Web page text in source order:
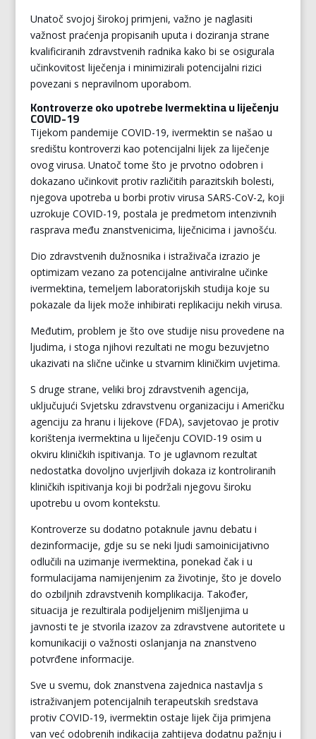
Unatoč svojoj širokoj primjeni, važno je naglasiti
važnost praćenja propisanih uputa i doziranja strane
kvalificiranih zdravstvenih radnika kako bi se osigurala
učinkovitost liječenja i minimizirali potencijalni rizici
povezani s nepravilnom uporabom.
Kontroverze oko upotrebe Ivermektina u liječenju
COVID-19
Tijekom pandemije COVID-19, ivermektin se našao u
središtu kontroverzi kao potencijalni lijek za liječenje
ovog virusa. Unatoč tome što je prvotno odobren i
dokazano učinkovit protiv različitih parazitskih bolesti,
njegova upotreba u borbi protiv virusa SARS-CoV-2, koji
uzrokuje COVID-19, postala je predmetom intenzivnih
rasprava među znanstvenicima, liječnicima i javnošću.
Dio zdravstvenih dužnosnika i istraživača izrazio je
optimizam vezano za potencijalne antiviralne učinke
ivermektina, temeljem laboratorijskih studija koje su
pokazale da lijek može inhibirati replikaciju nekih virusa.
Međutim, problem je što ove studije nisu provedene na
ljudima, i stoga njihovi rezultati ne mogu bezuvjetno
ukazivati na slične učinke u stvarnim kliničkim uvjetima.
S druge strane, veliki broj zdravstvenih agencija,
uključujući Svjetsku zdravstvenu organizaciju i Američku
agenciju za hranu i lijekove (FDA), savjetovao je protiv
korištenja ivermektina u liječenju COVID-19 osim u
okviru kliničkih ispitivanja. To je uglavnom rezultat
nedostatka dovoljno uvjerljivih dokaza iz kontroliranih
kliničkih ispitivanja koji bi podržali njegovu široku
upotrebu u ovom kontekstu.
Kontroverze su dodatno potaknule javnu debatu i
dezinformacije, gdje su se neki ljudi samoinicijativno
odlučili na uzimanje ivermektina, ponekad čak i u
formulacijama namijenjenim za životinje, što je dovelo
do ozbiljnih zdravstvenih komplikacija. Također,
situacija je rezultirala podijeljenim mišljenjima u
javnosti te je stvorila izazov za zdravstvene autoritete u
komunikaciji o važnosti oslanjanja na znanstveno
potvrđene informacije.
Sve u svemu, dok znanstvena zajednica nastavlja s
istraživanjem potencijalnih terapeutskih sredstava
protiv COVID-19, ivermektin ostaje lijek čija primjena
van već odobrenih indikacija zahtijeva dodatnu pažnju i